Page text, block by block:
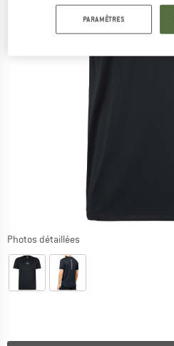
Photos détaillées
PARAMÈTRES